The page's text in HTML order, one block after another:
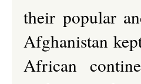
their popular
Afghanistan
African